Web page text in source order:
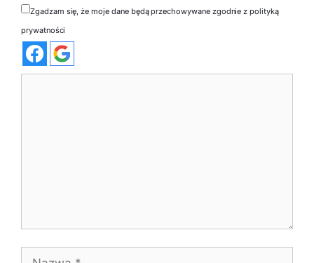
Zgadzam się, że moje dane będą przechowywane zgodnie z polityką
prywatności
Nazwa